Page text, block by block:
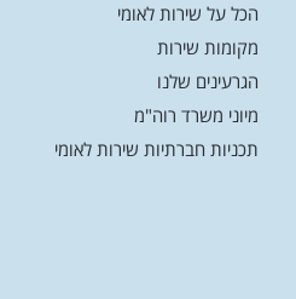
הכל על שירות לאומי
מקומות שירות
הגרעינים שלנו
מיוני משרד רוה"מ
תכניות חברתיות שירות לאומי